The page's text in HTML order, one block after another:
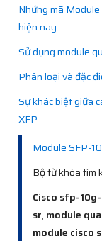
Những mã
hiện nay
Sử dụng module
Phân loại và đặc
Sự khác biệt giữa
XFP
Module SFP-
Bộ từ khóa tìm
Cisco sfp-
sr, module
module cisco